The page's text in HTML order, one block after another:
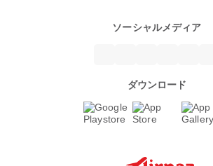
ソーシャルメディア
ダウンロード